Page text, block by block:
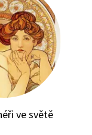
ve světě